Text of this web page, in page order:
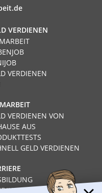
VERDIENEN
VERDIENEN
VERDIENEN VON
AUS
GELD VERDIENEN